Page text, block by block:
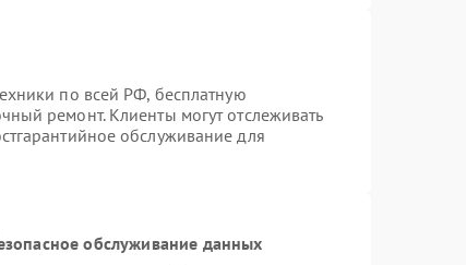
по всей РФ, бесплатную
ремонт. Клиенты могут отслеживать
обслуживание для
обслуживание данных